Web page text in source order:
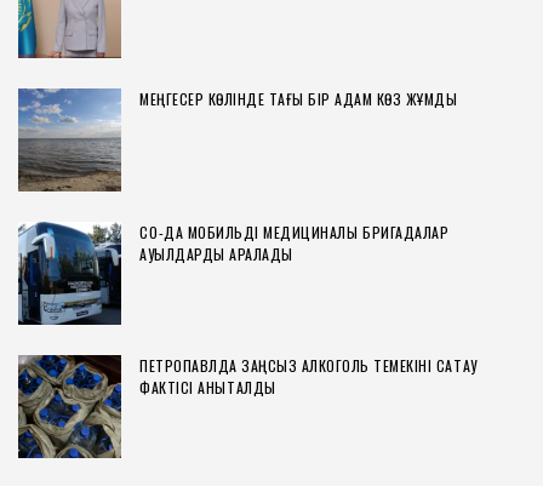
МЕҢГЕСЕР КӨЛІНДЕ ТАҒЫ БІР АДАМ КӨЗ ЖҰМДЫ
СҚО-ДА МОБИЛЬДІ МЕДИЦИНАЛЫҚ БРИГАДАЛАР
АУЫЛДАРДЫ АРАЛАДЫ
ПЕТРОПАВЛДА ЗАҢСЫЗ АЛКОГОЛЬ ТЕМЕКІНІ САҚТАУ
ФАКТІСІ АНЫҚТАЛДЫ